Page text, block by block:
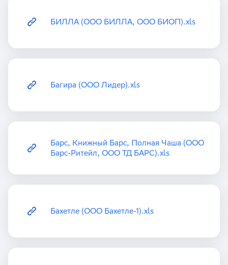
БИЛЛА (ООО БИЛЛА, ООО БИОП).xls
Багира (ООО Лидер).xls
Барс, Книжный Барс, Полная Чаша (ООО
Барс-Ритейл, ООО ТД БАРС).xls
Бахетле (ООО Бахетле-1).xls